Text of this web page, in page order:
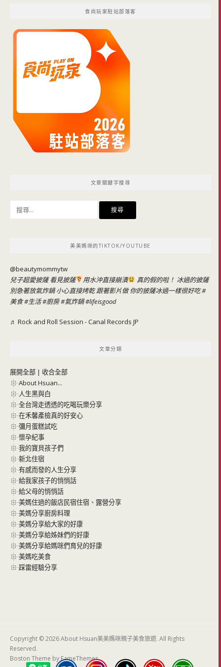
食尚玩家駐站部落客
文章關鍵字搜尋
美美媽咪的TIKTOK/YOUTUBE
@beautymommytw
兒子超愛披薩 看見披薩
用水沖直接崩潰
真的假的啦！ 冰過的披薩
別急著放氣炸鍋 小心直接烤乾 跟著影片做 你的披薩冰過一樣很好吃#
美食#生活#廚房#氣炸鍋#lifeisgood
♬ Rock and Roll Session - Canal Records JP
文章分類
展開全部 | 收合全部
About Hsuan...
人生黑與白
全台灣走透透的吃喝玩樂分享
在禾馨產檢真的好安心
彌月蛋糕試吃
懷孕紀事
我的寶貝孩子們
新北住宿
有感而發的人生分享
給我家孩子的悄悄話
給父母的悄悄話
美媽住過的飯店民宿住宿、露營分享
美媽分享廚房料理
美媽分享給大家的好康
美媽分享給姊妹們的好康
美媽分享給媽咪們育兒的好康
美媽吃美食
踩雷經驗分享
Copyright © 2026 About Hsuan美美媽咪親子美食旅遊. All Rights
Reserved.
Boston Theme byFameThemes